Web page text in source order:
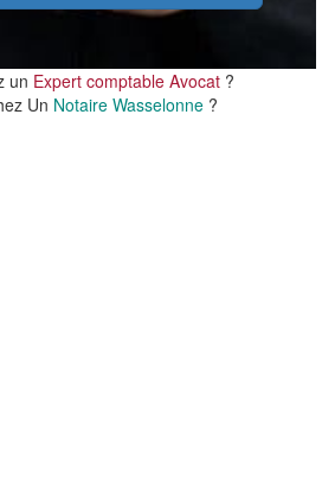
un Expert comptable Avocat ?
Un Notaire Wasselonne ?